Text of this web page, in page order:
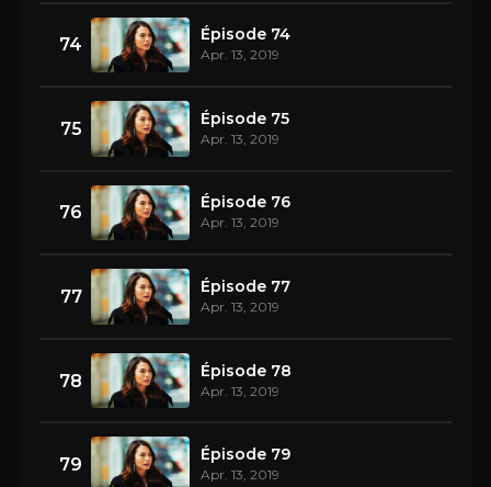
74 Épisode 74
Apr. 13, 2019
75 Épisode 75
Apr. 13, 2019
76 Épisode 76
Apr. 13, 2019
77 Épisode 77
Apr. 13, 2019
78 Épisode 78
Apr. 13, 2019
79 Épisode 79
Apr. 13, 2019